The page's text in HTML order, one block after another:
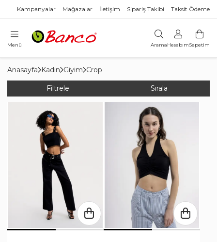
Kampanyalar Mağazalar İletişim Sipariş Takibi Taksit Ödeme
Menü AramaHesabımSepetim
Anasayfa Kadın Giyim Crop
Filtrele Sırala